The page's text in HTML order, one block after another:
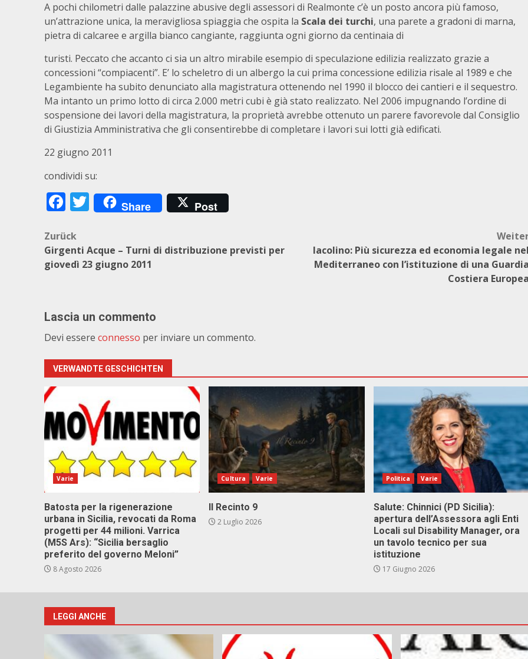
A pochi chilometri dalle palazzine abusive degli assessori di Realmonte c’è un posto ancora più famoso,
un’attrazione unica, la meravigliosa spiaggia che ospita la Scala dei turchi, una parete a gradoni di marna,
pietra di calcaree e argilla bianco cangiante, raggiunta ogni giorno da centinaia di
turisti. Peccato che accanto ci sia un altro mirabile esempio di speculazione edilizia realizzato grazie a
concessioni “compiacenti”. E’ lo scheletro di un albergo la cui prima concessione edilizia risale al 1989 e che
Legambiente ha subito denunciato alla magistratura ottenendo nel 1990 il blocco dei cantieri e il sequestro.
Ma intanto un primo lotto di circa 2.000 metri cubi è già stato realizzato. Nel 2006 impugnando l’ordine di
sospensione dei lavori della magistratura, la proprietà avrebbe ottenuto un parere favorevole dal Consiglio
di Giustizia Amministrativa che gli consentirebbe di completare i lavori sui lotti già edificati.
22 giugno 2011
condividi su:
Facebook
Twitter
Share Post
Beitragsnavigation
Zurück
Girgenti Acque – Turni di distribuzione previsti per
giovedì 23 giugno 2011
Iacolino: Più sicurezza ed economia legale
Mediterraneo con l’istituzione di una
Costiera
Lascia un commento
Devi essere connesso per inviare un commento.
VERWANDTE GESCHICHTEN
Varie
Batosta per la rigenerazione
urbana in Sicilia, revocati da Roma
progetti per 44 milioni. Varrica
(M5S Ars): “Sicilia bersaglio
preferito del governo Meloni”
8 Agosto 2026
Cultura Varie
Il Recinto 9
2 Luglio 2026
Politica Varie
Salute: Chinnici (PD Sicilia):
apertura dell’Assessora agli Enti
Locali sul Disability Manager, ora
un tavolo tecnico per sua
istituzione
17 Giugno 2026
LEGGI ANCHE